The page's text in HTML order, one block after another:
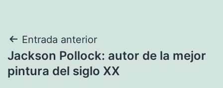
Navegación
de
Entrada anterior
Jackson Pollock: autor de la mejor
pintura del siglo XX